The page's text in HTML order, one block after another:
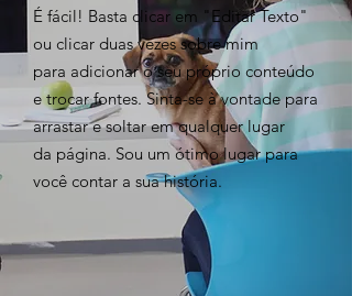
É fácil! Basta clicar em "Editar Texto"
ou clicar duas vezes sobre mim
para adicionar o seu próprio conteúdo
e trocar fontes. Sinta-se à vontade para
arrastar e soltar em qualquer lugar
da página. Sou um ótimo lugar para
você contar a sua história.